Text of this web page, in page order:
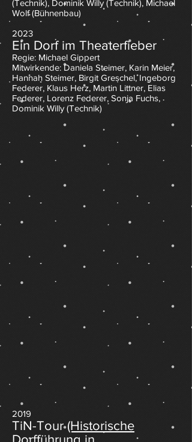
(Technik), Dominik Willy (Technik), Michael
Wolf (Bühnenbau)
2023
Ein Dorf im Theaterfieber
Regie: Michael Gippert
Mitwirkende: Daniela Steimer, Karin Meier,
Hannah Steimer, Birgit Greschel, Ingeborg
Federer, Klaus Herz, Martin Littner, Elias
Federer, Lorenz Federer, Sonja Fuchs,
Dominik Willy (Technik)
2019
TiN-Tour(Historische